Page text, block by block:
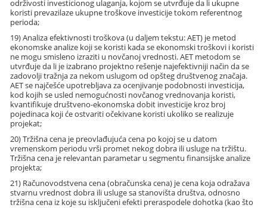
održivosti investicionog ulaganja, kojom se utvrđuje da li ukupne
koristi prevazilaze ukupne troškove investicije tokom referentnog
perioda;
19) Analiza efektivnosti troškova (u daljem tekstu: AET) je metod
ekonomske analize koji se koristi kada se ekonomski troškovi i koristi
ne mogu smisleno izraziti u novčanoj vrednosti. AET metodom se
utvrđuje da li je izabrano projektno rešenje najefektivniji način da se
zadovolji tražnja za nekom uslugom od opšteg društvenog značaja.
AET se najčešće upotrebljava za ocenjivanje podobnosti investicija,
kod kojih se usled nemogućnosti novčanog vrednovanja koristi,
kvantifikuje društveno-ekonomska dobit investicije kroz broj
pojedinaca koji će ostvariti očekivane koristi ukoliko se realizuje
projekat;
20) Tržišna cena je preovlađujuća cena po kojoj se u datom
vremenskom periodu vrši promet nekog dobra ili usluge na tržištu.
Tržišna cena je relevantan parametar u segmentu finansijske analize
projekta;
21) Računovodstvena cena (obračunska cena) je cena koja odražava
stvarnu vrednost dobra ili usluge sa stanovišta društva, odnosno
tržišna cena iz koje su isključeni efekti preraspodele dohotka (kao što